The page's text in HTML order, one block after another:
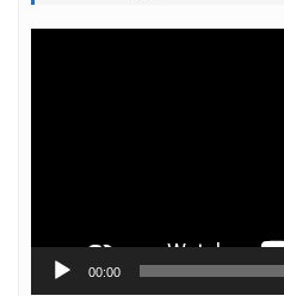
00:00